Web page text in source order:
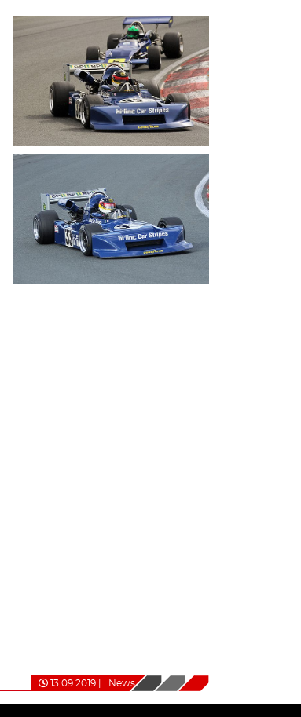
13.09.2019 News